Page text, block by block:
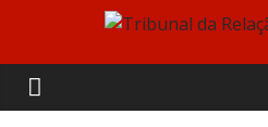
content
Tribunal